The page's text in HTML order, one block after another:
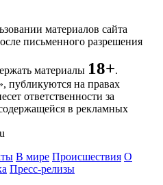
материалов сайта
письменного разрешения
материалы 18+.
публикуются на правах
ответственности за
в рекламных
В мире Происшествия О
Пресс-релизы